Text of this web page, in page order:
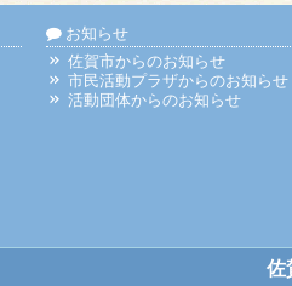
お知らせ
佐賀市からのお知らせ
市民活動プラザからのお知らせ
活動団体からのお知らせ
佐